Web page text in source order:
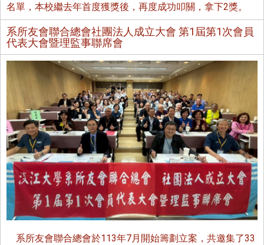
名單，本校繼去年首度獲獎後，再度成功叩關，拿下2獎。
系所友會聯合總會社團法人成立大會 第1屆第1次會員
代表大會暨理監事聯席會
系所友會聯合總會於113年7月開始籌劃立案，共邀集了33